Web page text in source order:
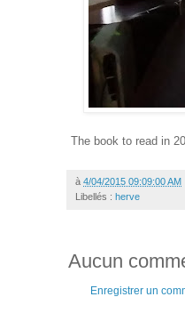
The book to read in
à 4/04/2015 09:09:00 AM
Libellés : herve
Aucun
Enregistrer un